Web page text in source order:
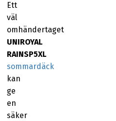
Ett
väl
omhändertaget
UNIROYAL
RAINSP5XL
sommardäck
kan
ge
en
säker